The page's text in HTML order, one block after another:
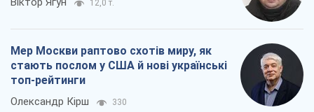
12,0 т.
Мер Москви раптово схотів миру, як
стають послом у США й нові українські
топ-рейтинги
Олександр Кірш 330